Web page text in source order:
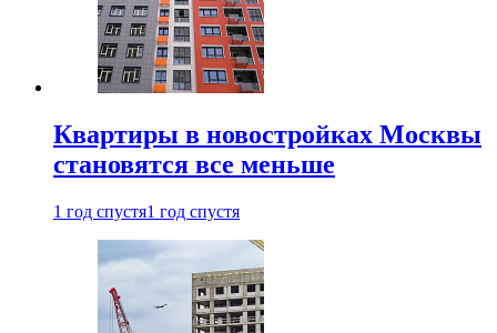
Квартиры в новостройках Москвы
становятся все меньше
1 год спустя1 год спустя